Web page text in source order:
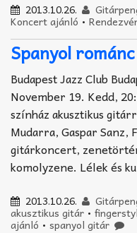
2013.10.26.
Koncert ajánló •
Spanyol
Budapest Jazz Club
November 19. Kedd,
színház akusztikus
Mudarra, Gaspar Sanz,
gitárkoncert,
komolyzene. Lélek és
2013.10.26.
akusztikus gitár •
ajánló • spanyol gitár